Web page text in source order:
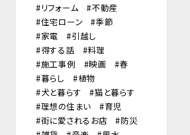
リフォーム
不動産
住宅ローン
季節
家電
引越し
得する話
料理
施工事例
映画
春
暮らし
植物
犬と暮らす
猫と暮らす
理想の住まい
育児
街に愛されるお店
防災